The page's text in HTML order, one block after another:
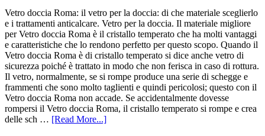
Vetro doccia Roma: il vetro per la doccia: di che materiale sceglierlo
e i trattamenti anticalcare. Vetro per la doccia. Il materiale migliore
per Vetro doccia Roma è il cristallo temperato che ha molti vantaggi
e caratteristiche che lo rendono perfetto per questo scopo. Quando il
Vetro doccia Roma è di cristallo temperato si dice anche vetro di
sicurezza poiché è trattato in modo che non ferisca in caso di rottura.
Il vetro, normalmente, se si rompe produce una serie di schegge e
frammenti che sono molto taglienti e quindi pericolosi; questo con il
Vetro doccia Roma non accade. Se accidentalmente dovesse
rompersi il Vetro doccia Roma, il cristallo temperato si rompe e crea
delle sch … [Read More...]